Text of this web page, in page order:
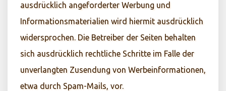
ausdrücklich angeforderter Werbung und
Informationsmaterialien wird hiermit ausdrücklich
widersprochen. Die Betreiber der Seiten behalten
sich ausdrücklich rechtliche Schritte im Falle der
unverlangten Zusendung von Werbeinformationen,
etwa durch Spam-Mails, vor.